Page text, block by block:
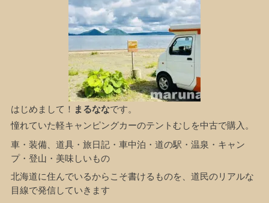
はじめまして！ まるななです。
憧れていた軽キャンピングカーのテントむしを中古で購入。
車・装備、道具・旅日記・車中泊・道の駅・温泉・キャン
プ・登山・美味しいもの
北海道に住んでいるからこそ書けるものを、道民のリアルな
目線で発信していきます